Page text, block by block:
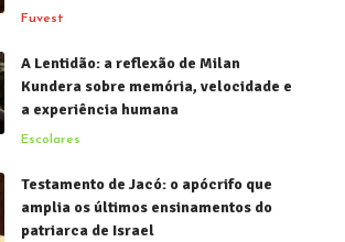
Fuvest
A Lentidão: a reflexão de Milan
Kundera sobre memória, velocidade e
a experiência humana
Escolares
Testamento de Jacó: o apócrifo que
amplia os últimos ensinamentos do
patriarca de Israel